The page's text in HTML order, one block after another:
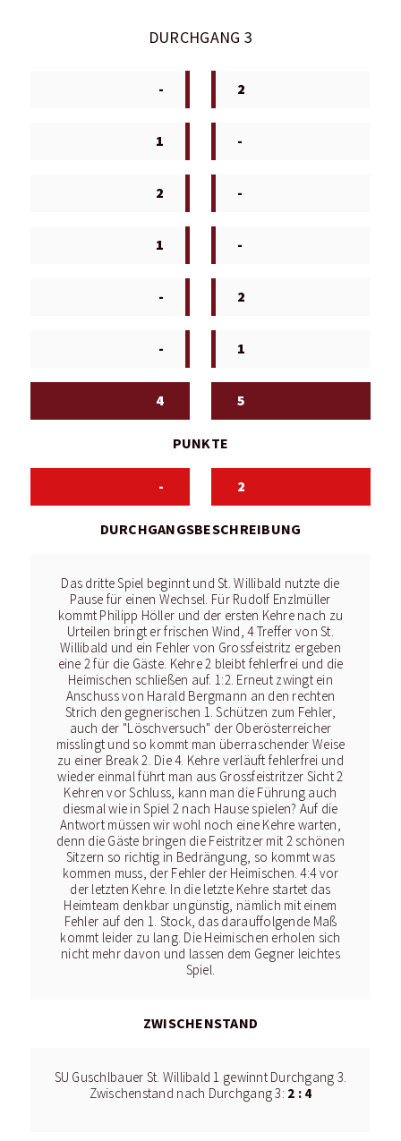
DURCHGANG 3
- 2
1 -
2 -
1 -
- 2
- 1
4 5
PUNKTE
- 2
DURCHGANGSBESCHREIBUNG
Das dritte Spiel beginnt und St. Willibald nutzte die
Pause für einen Wechsel. Für Rudolf Enzlmüller
kommt Philipp Höller und der ersten Kehre nach zu
Urteilen bringt er frischen Wind, 4 Treffer von St.
Willibald und ein Fehler von Grossfeistritz ergeben
eine 2 für die Gäste. Kehre 2 bleibt fehlerfrei und die
Heimischen schließen auf. 1:2. Erneut zwingt ein
Anschuss von Harald Bergmann an den rechten
Strich den gegnerischen 1. Schützen zum Fehler,
auch der "Löschversuch" der Oberösterreicher
misslingt und so kommt man überraschender Weise
zu einer Break 2. Die 4. Kehre verläuft fehlerfrei und
wieder einmal führt man aus Grossfeistritzer Sicht 2
Kehren vor Schluss, kann man die Führung auch
diesmal wie in Spiel 2 nach Hause spielen? Auf die
Antwort müssen wir wohl noch eine Kehre warten,
denn die Gäste bringen die Feistritzer mit 2 schönen
Sitzern so richtig in Bedrängung, so kommt was
kommen muss, der Fehler der Heimischen. 4:4 vor
der letzten Kehre. In die letzte Kehre startet das
Heimteam denkbar ungünstig, nämlich mit einem
Fehler auf den 1. Stock, das darauffolgende Maß
kommt leider zu lang. Die Heimischen erholen sich
nicht mehr davon und lassen dem Gegner leichtes
Spiel.
ZWISCHENSTAND
SU Guschlbauer St. Willibald 1 gewinnt Durchgang 3.
Zwischenstand nach Durchgang 3: 2 : 4